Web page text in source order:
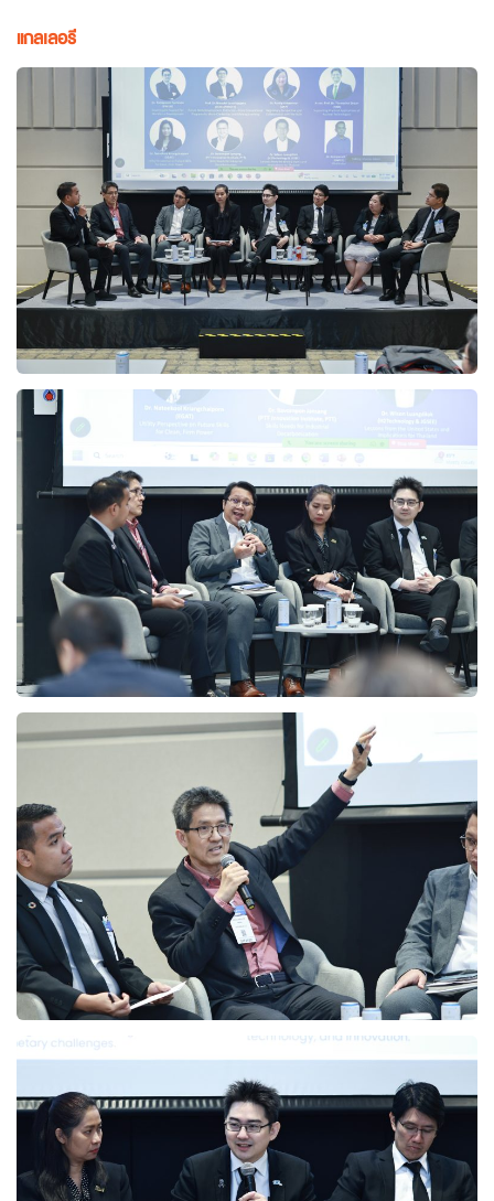
แกลเลอรี